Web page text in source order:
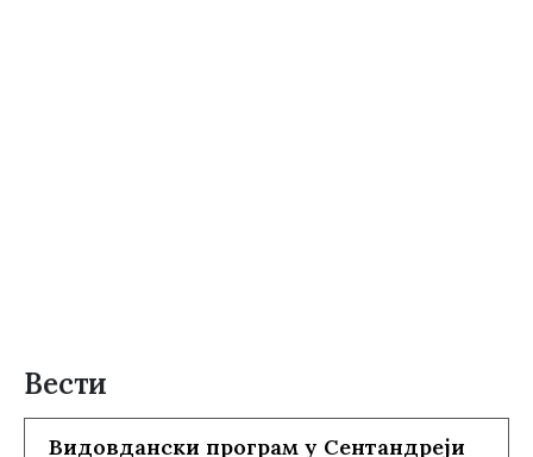
Вести
Видовдански програм у Сентандреји